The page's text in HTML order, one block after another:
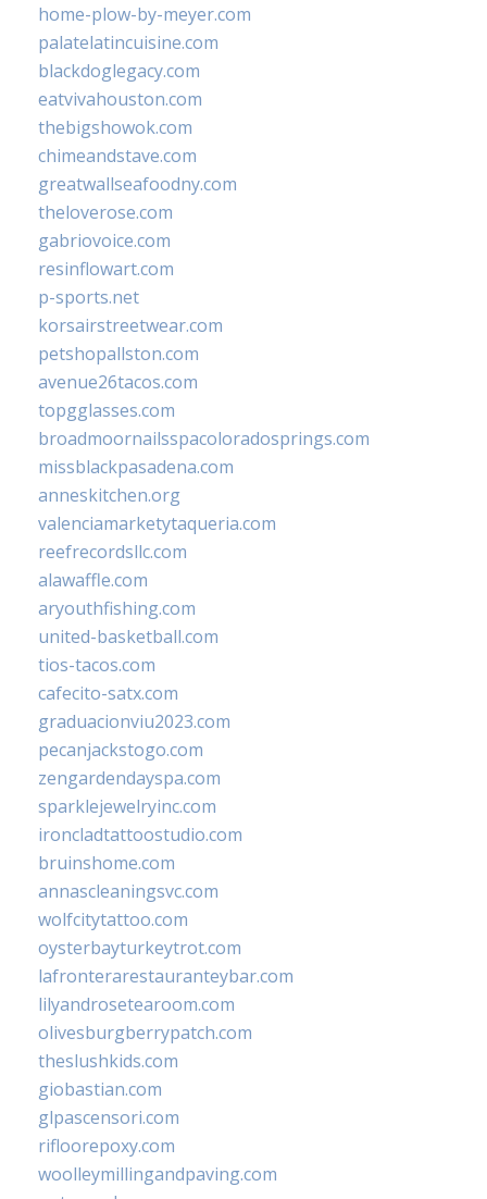
home-plow-by-meyer.com
palatelatincuisine.com
blackdoglegacy.com
eatvivahouston.com
thebigshowok.com
chimeandstave.com
greatwallseafoodny.com
theloverose.com
gabriovoice.com
resinflowart.com
p-sports.net
korsairstreetwear.com
petshopallston.com
avenue26tacos.com
topgglasses.com
broadmoornailsspacoloradosprings.com
missblackpasadena.com
anneskitchen.org
valenciamarketytaqueria.com
reefrecordsllc.com
alawaffle.com
aryouthfishing.com
united-basketball.com
tios-tacos.com
cafecito-satx.com
graduacionviu2023.com
pecanjackstogo.com
zengardendayspa.com
sparklejewelryinc.com
ironcladtattoostudio.com
bruinshome.com
annascleaningsvc.com
wolfcitytattoo.com
oysterbayturkeytrot.com
lafronterarestauranteybar.com
lilyandrosetearoom.com
olivesburgberrypatch.com
theslushkids.com
giobastian.com
glpascensori.com
rifloorepoxy.com
woolleymillingandpaving.com